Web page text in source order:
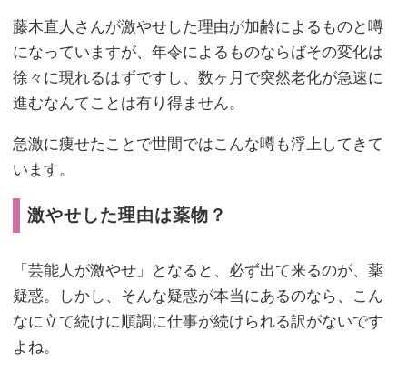
藤木直人さんが激やせした理由が加齢によるものと噂
になっていますが、年令によるものならばその変化は
徐々に現れるはずですし、数ヶ月で突然老化が急速に
進むなんてことは有り得ません。
急激に痩せたことで世間ではこんな噂も浮上してきて
います。
激やせした理由は薬物？
「芸能人が激やせ」となると、必ず出て来るのが、薬
疑惑。しかし、そんな疑惑が本当にあるのなら、こん
なに立て続けに順調に仕事が続けられる訳がないです
よね。